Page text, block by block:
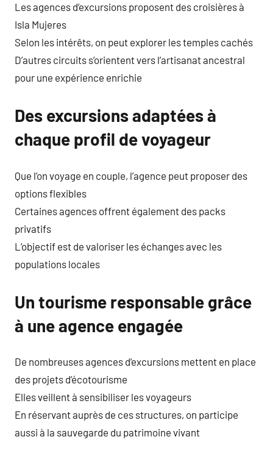
Les agences d’excursions proposent des croisières à
Isla Mujeres
Selon les intérêts, on peut explorer les temples cachés
D’autres circuits s’orientent vers l’artisanat ancestral
pour une expérience enrichie
Des excursions adaptées à
chaque profil de voyageur
Que l’on voyage en couple, l’agence peut proposer des
options flexibles
Certaines agences offrent également des packs
privatifs
L’objectif est de valoriser les échanges avec les
populations locales
Un tourisme responsable grâce
à une agence engagée
De nombreuses agences d’excursions mettent en place
des projets d’écotourisme
Elles veillent à sensibiliser les voyageurs
En réservant auprès de ces structures, on participe
aussi à la sauvegarde du patrimoine vivant